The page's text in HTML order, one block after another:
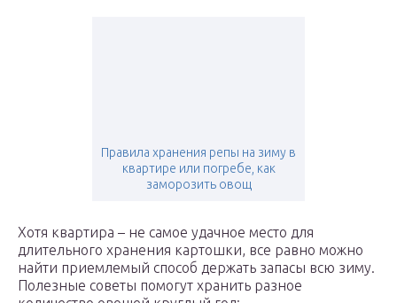
Правила хранения репы на зиму в
квартире или погребе, как
заморозить овощ
Хотя квартира – не самое удачное место для
длительного хранения картошки, все равно можно
найти приемлемый способ держать запасы всю зиму.
Полезные советы помогут хранить разное